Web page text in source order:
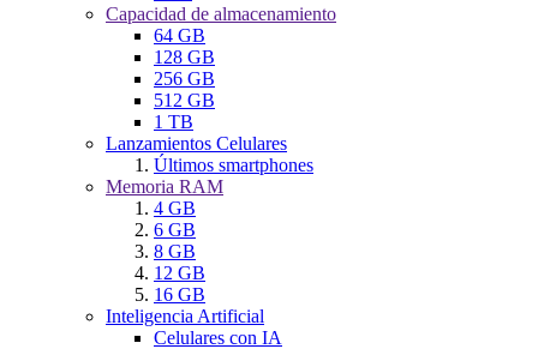
Capacidad de almacenamiento
64 GB
128 GB
256 GB
512 GB
1 TB
Lanzamientos Celulares
Últimos smartphones
Memoria RAM
4 GB
6 GB
8 GB
12 GB
16 GB
Inteligencia Artificial
Celulares con IA